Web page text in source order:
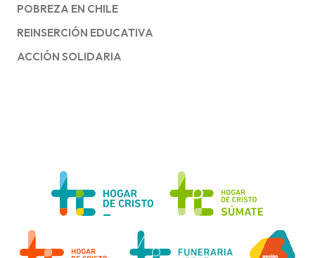
POBREZA EN CHILE
REINSERCIÓN EDUCATIVA
ACCIÓN SOLIDARIA